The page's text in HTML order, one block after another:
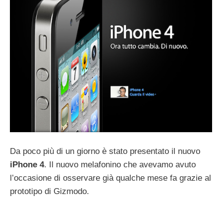
Da poco più di un giorno è stato presentato il nuovo
iPhone 4. Il nuovo melafonino che avevamo avuto
l’occasione di osservare già qualche mese fa grazie al
prototipo di Gizmodo.